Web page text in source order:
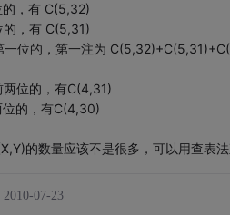
的，有 C(5,32)
的，有 C(5,31)
一位的，第一注为
两位的，有C(4,31)
的，有C(4,30)
的数量应该不是很多，可以用查表
2010-07-23